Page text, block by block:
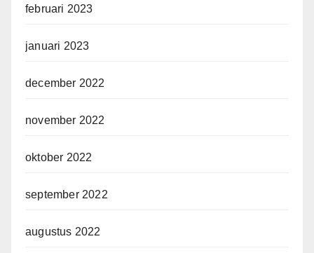
februari 2023
januari 2023
december 2022
november 2022
oktober 2022
september 2022
augustus 2022